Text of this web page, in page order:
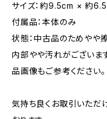
サイズ：約9.5cm × 約
付属品：本体のみ
状態：中古品のためやや
内部やや汚れがございま
品画像もご参考ください。
気持ち良くお取引いただ